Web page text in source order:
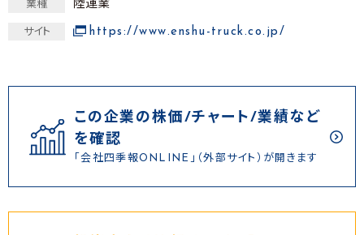
業種 陸運業
サイト https://www.enshu-truck.co.jp/
この企業の株価/チャート/業績など
を確認
「会社四季報ONLINE」（外部サイト）が開きます